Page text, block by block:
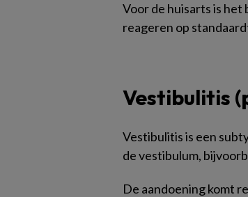
Voor de huisarts is
reageren op
Vestibulitis
Vestibulitis is een
de vestibulum,
De aandoening komt